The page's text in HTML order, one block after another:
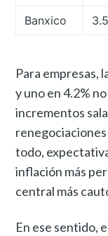
Banxico
Para empresas,
y uno en 4.2%
incrementos
todo,
inflación más
central más
En ese sentido,